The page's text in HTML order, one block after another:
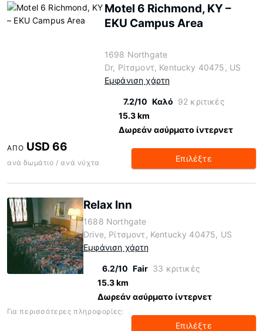
Motel 6 Richmond, KY –
EKU Campus Area
1698 Northgate
Dr, Ρίτσμοντ, Kentucky 40475, US
Εμφάνιση χάρτη
7.2/10 Καλό 92 κριτικές
15.3 km
Δωρεάν ασύρματο ίντερνετ
ΑΠΌ USD 66
ανά δωμάτιο / ανά νύχτα Επιλέξτε
Relax Inn
1688 Northgate
Drive, Ρίτσμοντ, Kentucky 40475, US
Εμφάνιση χάρτη
6.2/10 Fair 33 κριτικές
15.3 km
Δωρεάν ασύρματο ίντερνετ
Για περισσότερες πληροφορίες:
Επιλέξτε